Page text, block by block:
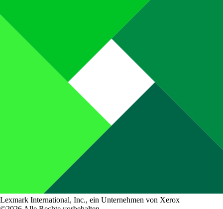
Lexmark International, Inc., ein Unternehmen von Xerox